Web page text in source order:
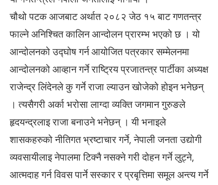
चौथो पटक आजबाट अर्थात २०८२ जेठ १५ बाट गणतन्त्र
फाल्ने अनिश्चित कालिन आन्दोलन प्रारम्भ भएको छ । यो
आन्दोलनको उद्घोष गर्न आयोजित पत्रकार सम्मेलनमा
आन्दोलनको आव्हान गर्ने राष्ट्रिय प्रजातन्त्र पार्टीका अध्यक्ष
राजेन्द्र लिंदेनले कु गर्ने राजा ल्याउन खोजेको होइन भनेछन्
। त्यसैगरी अर्का भरोसा लाग्दा व्यक्ति जगमान गुरुङले
हृदयन्द्रलाइ राजा बनाउने भनेछन् । यी भनाइले
शासकहरुको नीतिगत भ्रष्टाचार गर्ने, नेपाली जनता उद्योगी
व्यवसायीलाइ नेपालमा टिक्नै नसक्ने गरी दोहन गर्ने लुट्ने,
आत्मदाह गर्न विवस पार्ने सस्कार र प्रबृत्तिमा समूल अन्त्य गर्ने